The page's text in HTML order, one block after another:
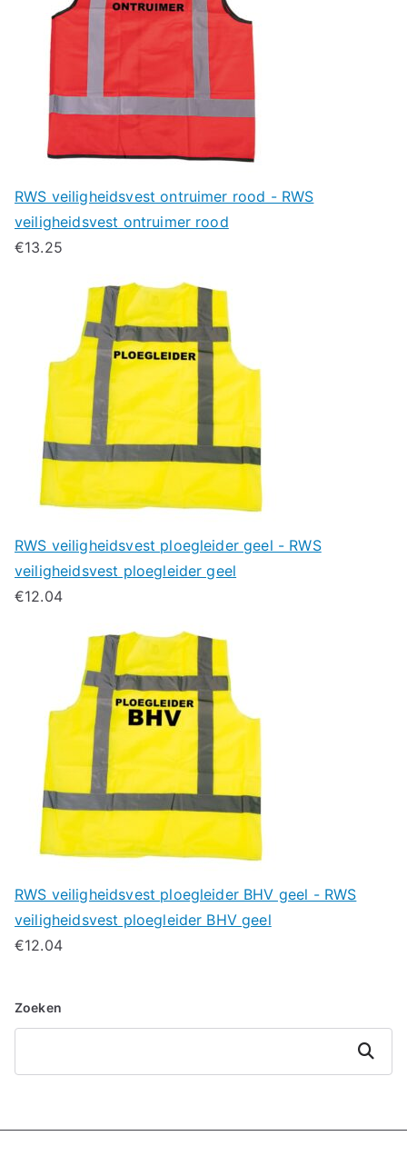
RWS veiligheidsvest ontruimer rood - RWS
veiligheidsvest ontruimer rood
€13.25
RWS veiligheidsvest ploegleider geel - RWS
veiligheidsvest ploegleider geel
€12.04
RWS veiligheidsvest ploegleider BHV geel - RWS
veiligheidsvest ploegleider BHV geel
€12.04
Zoeken
Zoeken